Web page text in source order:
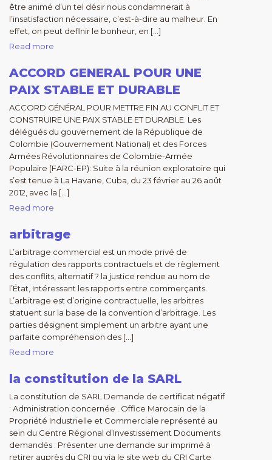
être animé d’un tel désir nous condamnerait à
l’insatisfaction nécessaire, c’est-à-dire au malheur. En
effet, on peut deflnir le bonheur, en […]
Read more
ACCORD GENERAL POUR UNE
PAIX STABLE ET DURABLE
ACCORD GÉNÉRAL POUR METTRE FIN AU CONFLIT ET
CONSTRUIRE UNE PAIX STABLE ET DURABLE. Les
délégués du gouvernement de la République de
Colombie (Gouvernement National) et des Forces
Armées Révolutionnaires de Colombie-Armée
Populaire (FARC-EP): Suite à la réunion exploratoire qui
s’est tenue à La Havane, Cuba, du 23 février au 26 août
2012, avec la […]
Read more
arbitrage
L’arbitrage commercial est un mode privé de
régulation des rapports contractuels et de règlement
des conflits, alternatif ? la justice rendue au nom de
l’État, Intéressant les rapports entre commerçants.
L’arbitrage est d’origine contractuelle, les arbitres
statuent sur la base de la convention d’arbitrage. Les
parties désignent simplement un arbitre ayant une
parfaite compréhension des […]
Read more
la constitution de la SARL
La constitution de SARL Demande de certificat négatif
: Administration concernée . Office Marocain de la
Propriété Industrielle et Commerciale représenté au
sein du Centre Régional d’Investissement Documents
demandés : Présenter une demande sur imprimé à
retirer auprès du CRI ou via le site web du CRI Carte